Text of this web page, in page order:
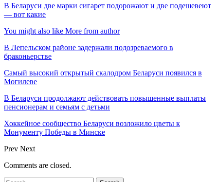
В Беларуси две марки сигарет подорожают и две подешевеют
— вот какие
You might also like More from author
В Лепельском районе задержали подозреваемого в
браконьерстве
Самый высокий открытый скалодром Беларуси появился в
Могилеве
В Беларуси продолжают действовать повышенные выплаты
пенсионерам и семьям с детьми
Хоккейное сообщество Беларуси возложило цветы к
Монументу Победы в Минске
Prev Next
Comments are closed.